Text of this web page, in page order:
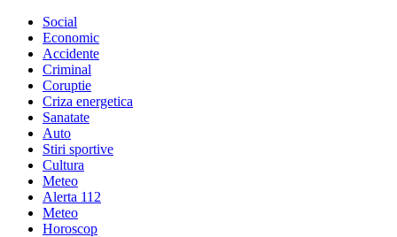
Social
Economic
Accidente
Criminal
Coruptie
Criza energetica
Sanatate
Auto
Stiri sportive
Cultura
Meteo
Alerta 112
Meteo
Horoscop